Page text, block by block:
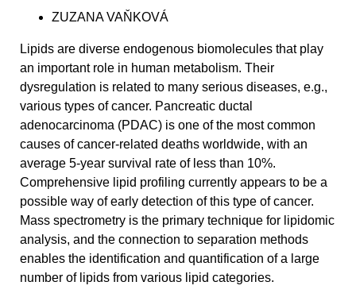
ZUZANA VAŇKOVÁ
Lipids are diverse endogenous biomolecules that play
an important role in human metabolism. Their
dysregulation is related to many serious diseases, e.g.,
various types of cancer. Pancreatic ductal
adenocarcinoma (PDAC) is one of the most common
causes of cancer-related deaths worldwide, with an
average 5-year survival rate of less than 10%.
Comprehensive lipid profiling currently appears to be a
possible way of early detection of this type of cancer.
Mass spectrometry is the primary technique for lipidomic
analysis, and the connection to separation methods
enables the identification and quantification of a large
number of lipids from various lipid categories.